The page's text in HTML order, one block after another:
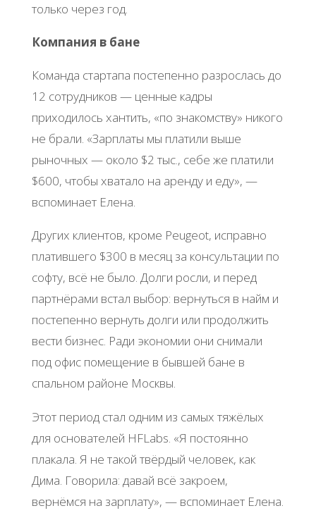
только через год.
Компания в бане
Команда стартапа постепенно разрослась до
12 сотрудников — ценные кадры
приходилось хантить, «по знакомству» никого
не брали. «Зарплаты мы платили выше
рыночных — около $2 тыс., себе же платили
$600, чтобы хватало на аренду и еду», —
вспоминает Елена.
Других клиентов, кроме Peugeot, исправно
платившего $300 в месяц за консультации по
софту, всё не было. Долги росли, и перед
партнёрами встал выбор: вернуться в найм и
постепенно вернуть долги или продолжить
вести бизнес. Ради экономии они снимали
под офис помещение в бывшей бане в
спальном районе Москвы.
Этот период стал одним из самых тяжёлых
для основателей HFLabs. «Я постоянно
плакала. Я не такой твёрдый человек, как
Дима. Говорила: давай всё закроем,
вернёмся на зарплату», — вспоминает Елена.